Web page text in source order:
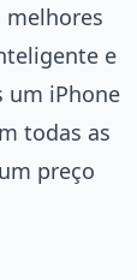
melhores
e
um iPhone
todas as
preço